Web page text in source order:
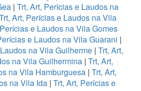
| Trt, Art, Perícias e Laudos na
Art, Perícias e Laudos na Vila
e Laudos na Vila Gomes
e Laudos na Vila Guarani |
na Vila Guilherme | Trt, Art,
na Vila Guilhermina| Trt, Art,
na Vila Hamburguesa| Trt, Art,
na Vila Ida| Trt, Art, Perícias e